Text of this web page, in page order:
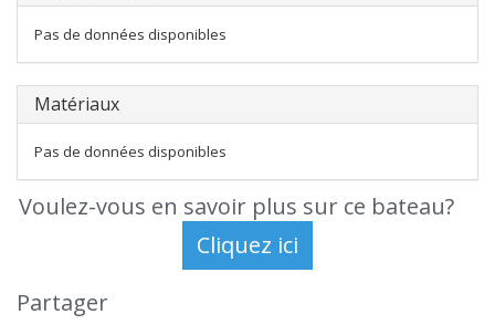
Pas de données disponibles
Matériaux
Pas de données disponibles
Voulez-vous en savoir plus sur ce bateau?
Partager